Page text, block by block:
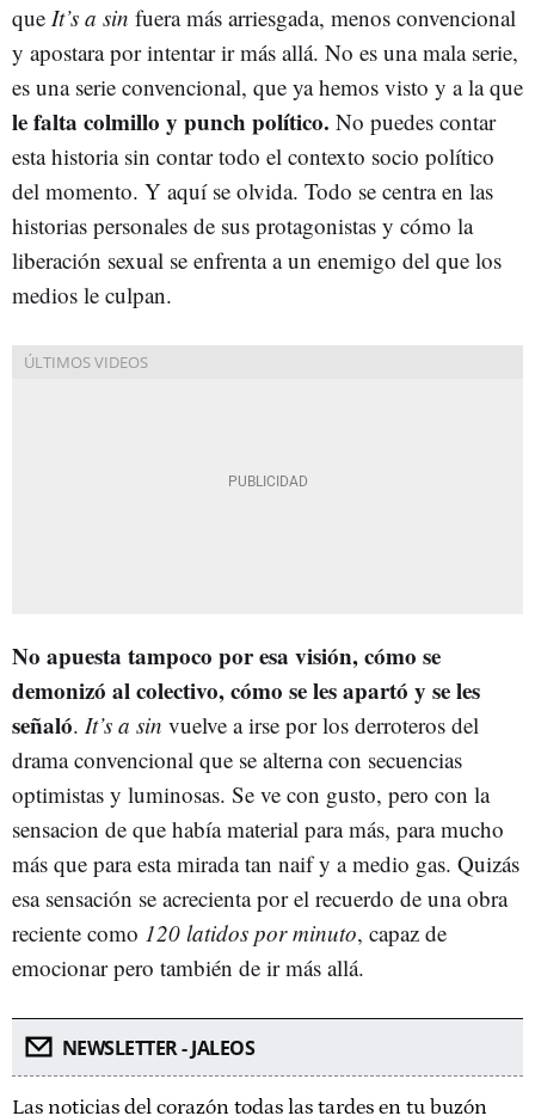
que It’s a sin fuera más arriesgada, menos convencional
y apostara por intentar ir más allá. No es una mala serie,
es una serie convencional, que ya hemos visto y a la que
le falta colmillo y punch político. No puedes contar
esta historia sin contar todo el contexto socio político
del momento. Y aquí se olvida. Todo se centra en las
historias personales de sus protagonistas y cómo la
liberación sexual se enfrenta a un enemigo del que los
medios le culpan.
No apuesta tampoco por esa visión, cómo se
demonizó al colectivo, cómo se les apartó y se les
señaló. It’s a sin vuelve a irse por los derroteros del
drama convencional que se alterna con secuencias
optimistas y luminosas. Se ve con gusto, pero con la
sensacion de que había material para más, para mucho
más que para esta mirada tan naif y a medio gas. Quizás
esa sensación se acrecienta por el recuerdo de una obra
reciente como 120 latidos por minuto, capaz de
emocionar pero también de ir más allá.
NEWSLETTER - JALEOS
Las noticias del corazón todas las tardes en tu buzón